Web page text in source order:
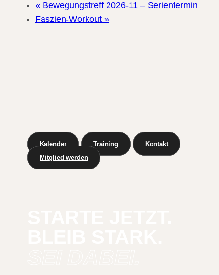
« Bewegungstreff 2026-11 – Serientermin
Faszien-Workout »
Kalender Training
Kontakt
Mitglied werden